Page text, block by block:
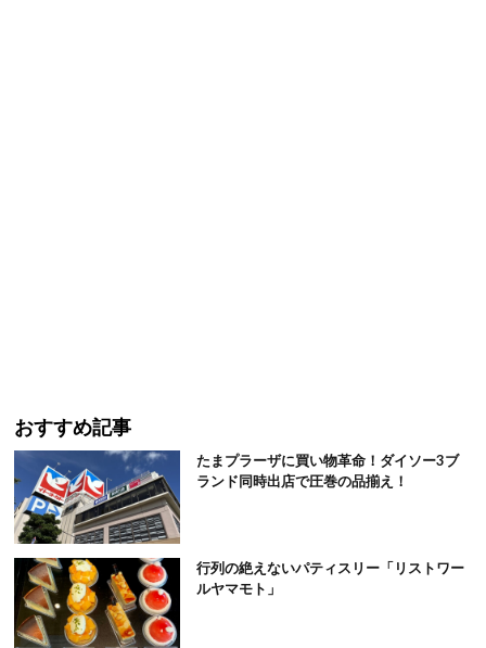
おすすめ記事
たまプラーザに買い物革命！ダイソー3ブ
ランド同時出店で圧巻の品揃え！
行列の絶えないパティスリー「リストワー
ルヤマモト」